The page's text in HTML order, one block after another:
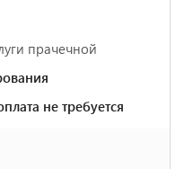
прачечной
не требуется